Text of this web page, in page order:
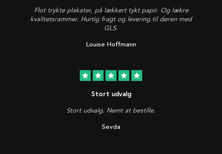
Flot trykte plakater, på lækkert tykt papir. Og lækre
kvalitetsrammer. Hurtig fragt og levering til døren med
GLS.
Louise Hoffmann
star star star star star
Stort udvalg
Stort udvalg. Nemt at bestille.
Sevda